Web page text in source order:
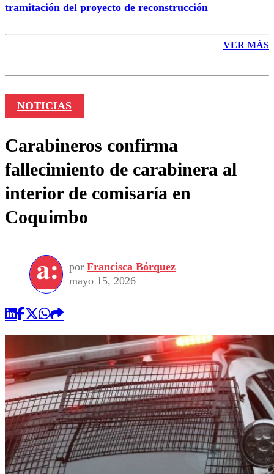
tramitación del proyecto de reconstrucción
VER MÁS
NOTICIAS
Carabineros confirma
fallecimiento de carabinera al
interior de comisaría en
Coquimbo
por Francisca Bórquez
mayo 15, 2026